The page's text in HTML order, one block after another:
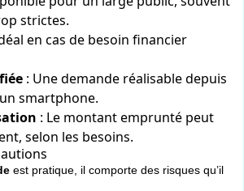
strictes.
en cas de besoin financier
: Une demande réalisable depuis
smartphone.
: Le montant emprunté peut
selon les besoins.
est pratique, il comporte des risques qu’il